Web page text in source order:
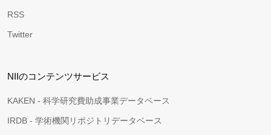
RSS
Twitter
NIIのコンテンツサービス
KAKEN - 科学研究費助成事業データベース
IRDB - 学術機関リポジトリデータベース